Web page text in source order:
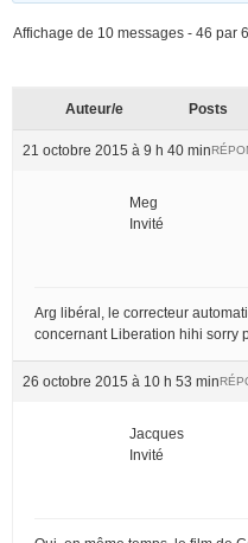
Affichage de 10 messages - 46 par
Auteur/e Posts
21 octobre 2015 à 9 h 40 min
Meg
Invité
Arg libéral, le correcteur
concernant Liberation hihi sorry
26 octobre 2015 à 10 h 53 min
Jacques
Invité